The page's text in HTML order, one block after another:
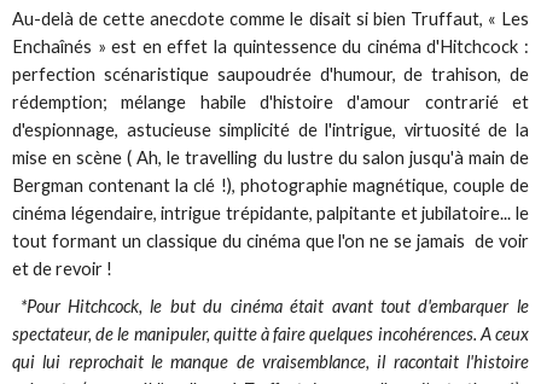
Au-delà de cette anecdote comme le disait si bien Truffaut, « Les
Enchaînés » est en effet la quintessence du cinéma d'Hitchcock :
perfection scénaristique saupoudrée d'humour, de trahison, de
rédemption; mélange habile d'histoire d'amour contrarié et
d'espionnage, astucieuse simplicité de l'intrigue, virtuosité de la
mise en scène ( Ah, le travelling du lustre du salon jusqu'à main de
Bergman contenant la clé !), photographie magnétique, couple de
cinéma légendaire, intrigue trépidante, palpitante et jubilatoire... le
tout formant un classique du cinéma que l'on ne se jamais de voir
et de revoir !
*Pour Hitchcock, le but du cinéma était avant tout d'embarquer le
spectateur, de le manipuler, quitte à faire quelques incohérences. A ceux
qui lui reprochait le manque de vraisemblance, il racontait l'histoire